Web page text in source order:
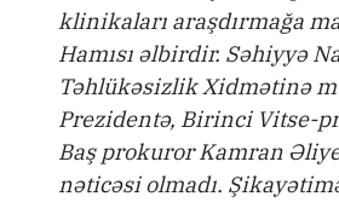
klinikaları araşdırmağa
Hamısı əlbirdir. Səhiyyə
Təhlükəsizlik Xidmətinə
Prezidentə, Birinci Vitse-
Baş prokuror Kamran
nəticəsi olmadı.